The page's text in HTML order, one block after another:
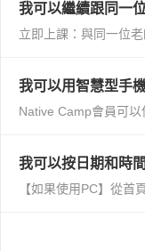
我可以繼續跟同一
我可以用智慧型手
我可以按日期和時